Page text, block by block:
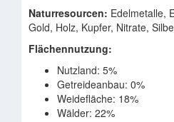
Naturresourcen: Edelmetalle,
Gold, Holz, Kupfer, Nitrate,
Flächennutzung:
Nutzland: 5%
Getreideanbau: 0%
Weidefläche: 18%
Wälder: 22%